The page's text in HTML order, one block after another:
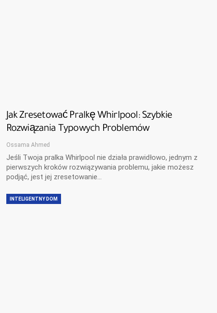
Jak Zresetować Pralkę Whirlpool: Szybkie
Rozwiązania Typowych Problemów
Ossama Ahmed
Jeśli Twoja pralka Whirlpool nie działa prawidłowo, jednym z
pierwszych kroków rozwiązywania problemu, jakie możesz
podjąć, jest jej zresetowanie…
INTELIGENTNY DOM